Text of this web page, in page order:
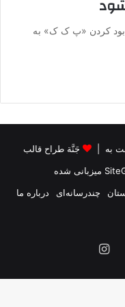
کردن «پ ک ک» به
جَنَّة طراح قالب
میزبانی شده
چندرسانه‌ای
درباره ما
یوتیوب